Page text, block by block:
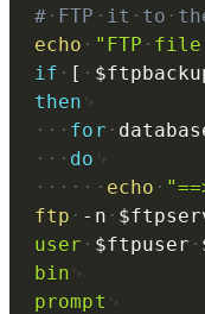
# FTP it to
echo
"FTP file
if
[
then
for
do
echo
ftp
-n
user
$ftpuser
bin
prompt